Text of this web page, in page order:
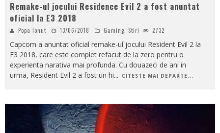
Remake-ul jocului Residence Evil 2 a fost anuntat
oficial la E3 2018
Popa Ionut 13/06/2018 Gaming, Stiri 2732
Capcom a anuntat oficial remake-ul jocului Resident Evil 2 la
E3 2018, care este complet refacut de la zero pentru o
experienta narativa mai profunda. Cu douazeci de ani in
urma, Resident Evil 2 a fost un hi... CITESTE MAI DEPARTE...